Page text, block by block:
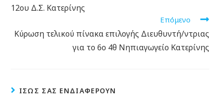
12ου Δ.Σ. Κατερίνης
Επόμενο
Κύρωση τελικού πίνακα επιλογής Διευθυντή/ντριας
για το 6ο 4θ Νηπιαγωγείο Κατερίνης
ΊΣΩΣ ΣΑΣ ΕΝΔΙΑΦΈΡΟΥΝ